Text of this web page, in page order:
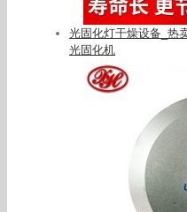
光固化灯干燥设备_热
光固化机